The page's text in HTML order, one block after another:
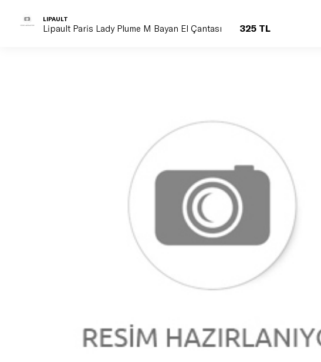
LIPAULT
Lipault Paris Lady Plume M Bayan El Çantası 325 TL